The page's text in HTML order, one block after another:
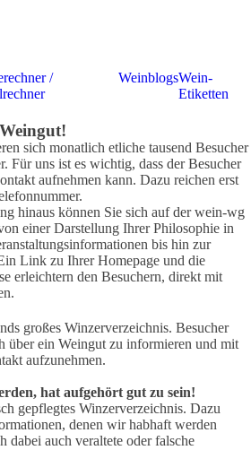
/
WeinblogsWein-
Etiketten
sich monatlich etliche tausend Besucher
Für uns ist es wichtig, dass der Besucher
aufnehmen kann. Dazu reichen erst
hinaus können Sie sich auf der wein-wg
einer Darstellung Ihrer Philosophie in
bis hin zur
Link zu Ihrer Homepage und die
erleichtern den Besuchern, direkt mit
großes Winzerverzeichnis. Besucher
über ein Weingut zu informieren und mit
aufzunehmen.
hat aufgehört gut zu sein!
gepflegtes Winzerverzeichnis. Dazu
denen wir habhaft werden
dabei auch veraltete oder falsche